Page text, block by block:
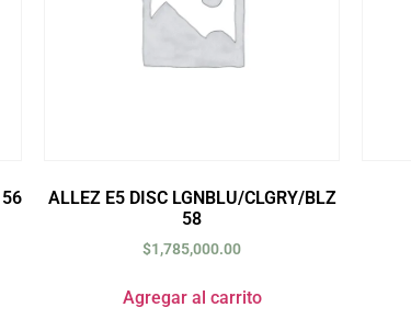
ALLEZ E5 DISC LGNBLU/CLGRY/BLZ
58
$1,785,000.00
Agregar al carrito